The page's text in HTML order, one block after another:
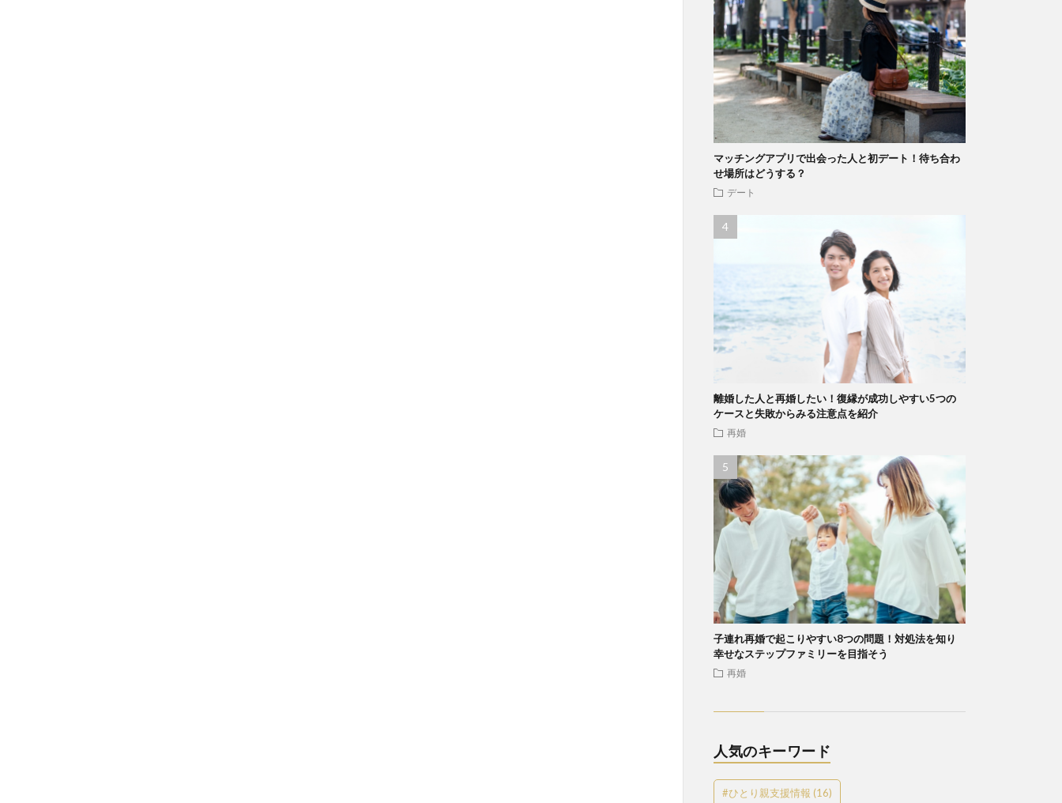
マッチングアプリで出会った人と初デート！待ち合わ
せ場所はどうする？
デート
離婚した人と再婚したい！復縁が成功しやすい5つの
ケースと失敗からみる注意点を紹介
再婚
子連れ再婚で起こりやすい8つの問題！対処法を知り
幸せなステップファミリーを目指そう
再婚
人気のキーワード
#ひとり親支援情報 (16)